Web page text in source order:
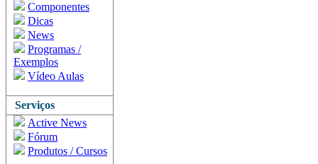
Componentes
Dicas
News
Programas /
Exemplos
Vídeo Aulas
Serviços
Active News
Fórum
Produtos / Cursos